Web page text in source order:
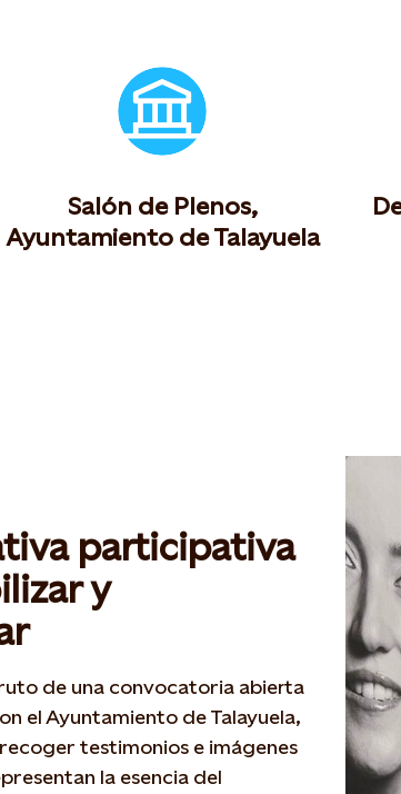
Salón de Plenos,
Ayuntamiento de Talayuela
participativa
y
de una convocatoria abierta
el Ayuntamiento de Talayuela,
testimonios e imágenes
la esencia del